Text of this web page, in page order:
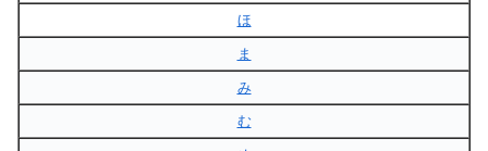
ほ
ま
み
む